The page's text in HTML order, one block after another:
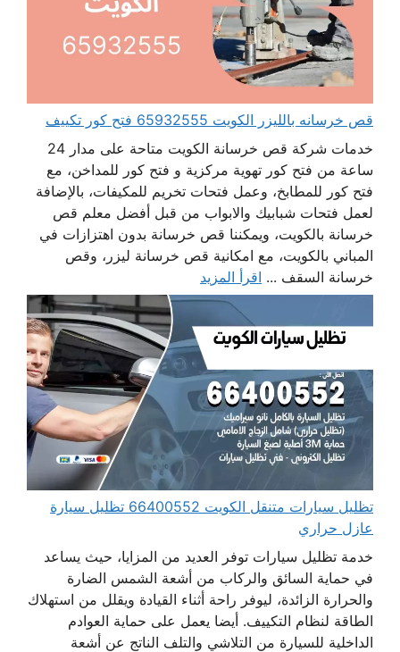
قص خرسانه بالليزر الكويت 65932555 فتح كور تكييف
خدمات شركة قص خرسانة الكويت متاحة على مدار 24
ساعة من فتح كور تهوية مركزية و فتح كور للمداخن، مع
فتح كور للمطابخ، وعمل فتحات تخريم للمكيفات، بالإضافة
لعمل فتحات شبابيك والابواب من قبل أفضل معلم قص
خرسانة بالكويت، ويمكننا قص خرسانة بدون اهتزازات في
المباني بالكويت، مع امكانية قص خرسانة ليزر، وقص
خرسانة السقف ... اقرأ المزيد
تظليل سيارات متنقل الكويت 66400552 تظليل سيارة
عازل حراري
خدمة تظليل سيارات توفر العديد من المزايا، حيث يساعد
في حماية السائق والركاب من أشعة الشمس الضارة
والحرارة الزائدة، ليوفر راحة أثناء القيادة ويقلل من استهلاك
الطاقة لنظام التكييف. أيضا يعمل على حماية العوادم
الداخلية للسيارة من التلاشي والتلف الناتج عن أشعة